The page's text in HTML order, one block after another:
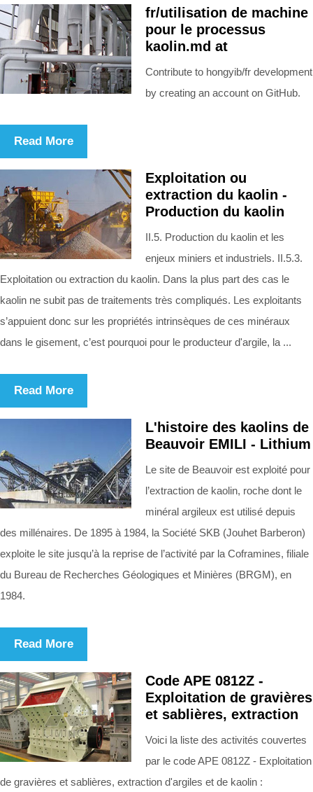
fr/utilisation de machine
pour le processus
kaolin.md at
Contribute to hongyib/fr development
by creating an account on GitHub.
Read More
Exploitation ou
extraction du kaolin -
Production du kaolin
II.5. Production du kaolin et les
enjeux miniers et industriels. II.5.3.
Exploitation ou extraction du kaolin. Dans la plus part des cas le
kaolin ne subit pas de traitements très compliqués. Les exploitants
s’appuient donc sur les propriétés intrinsèques de ces minéraux
dans le gisement, c’est pourquoi pour le producteur d'argile, la ...
Read More
L'histoire des kaolins de
Beauvoir EMILI - Lithium
Le site de Beauvoir est exploité pour
l’extraction de kaolin, roche dont le
minéral argileux est utilisé depuis
des millénaires. De 1895 à 1984, la Société SKB (Jouhet Barberon)
exploite le site jusqu’à la reprise de l’activité par la Coframines, filiale
du Bureau de Recherches Géologiques et Minières (BRGM), en
1984.
Read More
Code APE 0812Z -
Exploitation de gravières
et sablières, extraction
Voici la liste des activités couvertes
par le code APE 0812Z - Exploitation
de gravières et sablières, extraction d'argiles et de kaolin :